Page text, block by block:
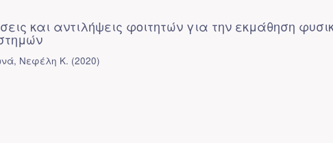
και αντιλήψεις φοιτητών για την εκμάθηση
Νεφέλη Κ. (2020)